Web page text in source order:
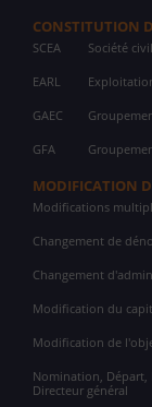
CONSTITUTION
SCEA Société
EARL
GAEC
GFA
MODIFICATION
Modifications
Changement de
Changement
Modification du
Modification de
Nomination,
Directeur général